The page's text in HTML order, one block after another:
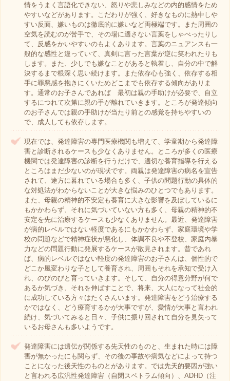
情をうまく言語化できない、怒りや悲しみなどの内的感情をため
やすいなどがあります。こだわりが強く、好きなものに熱中しや
すい反面、嫌いものは徹底的に嫌いなど両極端です。また周囲の
空気を読むのが苦手で、その場に適さない言葉をしゃべったりし
て、反感をかいやすいのもよくあります。言葉のニュアンスも一
般的な感性と違っていて、真剣に言った言葉が逆に笑われたりも
します。また、少しでも嫌なことがあると執着し、自分の中で解
決するまで根深く思い続けます。また依存心も強く、依存する相
手に罪悪感を抱きにくいためどこまでも依存する傾向がありま
す。通常のお子さんであれば 最初は親の手助けが必要で、自立
するにつれて次第に親の手が離れていきます。ところが発達傾向
のお子さんでは親の手助けが当たり前との感覚を持ちやすいの
で、成人しても依存します。
現在では、発達障害の専門医療機関も増えて、学童期から発達障
害と診断されるケースも少なくありません。ところが多くの医療
機関では発達障害の診断を行うだけで、適切な養育指導を行える
ところはまだ少ないのが現状です。両親は発達障害の病名を宣告
されて、途方に暮れている場合も多く、子供の問題行動の具体的
な対処法がわからないことが大きな悩みのひとつでもあります。
また、母親の精神的不安定も養育に大きな影響を及ぼしているに
もかかわらず、それに気づいていない方も多く、母親の精神的不
安定を先に治療するケースも少なくありません。最近、発達障害
が病的レベルではない軽度であるにもかかわらず、家庭環境や学
校の問題などで精神症状が悪化し、体調不良や不登校、家庭内暴
力などの問題行動に発展するケースが散見されます。昔であれ
ば、病的レベルではない軽度の発達障害のお子さんは、個性的で
どこか風変わりな子として養育され、周囲もそれを承知で受け入
れ、のびのびと育っていきます。そして、自分の得意分野が何で
あるか気づき、それを伸ばすことで、将来、大人になって社会的
に成功している方々はたくさんいます。発達障害をどう治療する
かではなく、どう療育するかが大事ですが、愛情が大事と言われ
続け、気づいてみると日々、子供に振り回されて自分を見失って
いるお母さんも多いようです。
発達障害には遺伝が関係する先天性のものと、生まれた時には障
害が無かったにも関らず、その後の事故や病気などによって持つ
ことになった後天性のものとがあります。では先天的要因が強い
と言われる広汎性発達障害（自閉スペトラム傾向）、ADHD（注